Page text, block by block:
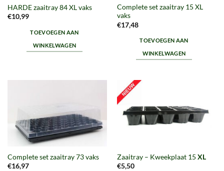
HARDE zaaitray 84 XL vaks
€10,99
TOEVOEGEN AAN
WINKELWAGEN
Complete set zaaitray 15 XL
vaks
€17,48
TOEVOEGEN AAN
WINKELWAGEN
Complete set zaaitray 73 vaks
€16,97
Zaaitray – Kweekplaat 15 XL
€5,50